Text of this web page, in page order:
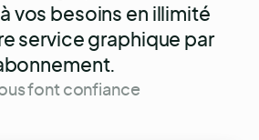
vos besoins en illimité
service graphique par
font confiance